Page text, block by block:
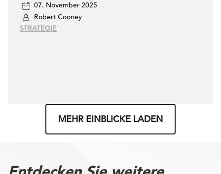
sollten
07. November 2025
Robert Cooney
STRATEGIE
MEHR EINBLICKE LADEN